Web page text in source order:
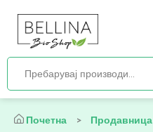
Почетна > Продавница